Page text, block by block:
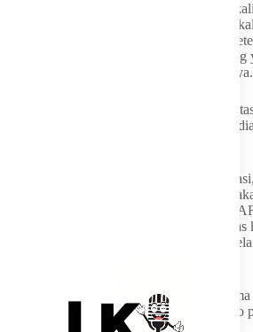
“Saya sendiri nggak tahu, dan itu alami
sendiri penasaran ini siapa yang buat. Jadi
(Raffi) bisa temukan, saya pengen sekali
saya menghargai lah kreativitas orang-orang
muda sekarang itu teman-teman ya,” ujarnya.
Meski begitu, Bahlil berpesan agar
dicampurkan dengan isu SARA. Menurut
“Cuma satu saja saran saya, di era
penting, namun kalau boleh juga
terukur. Contoh jangan sampai masuk di
boleh, karena apa, itu akan memicu soliditas
bangsa, jadi kreativitas itu harus dihargai
Bahlil menekankan bahwa dirinya menerima
yang viral tentangnya. Ia mengatakan risiko
harus menerima segala kritik dan masukan.